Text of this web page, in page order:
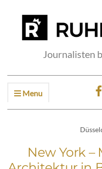
Journalisten
Menu
New York